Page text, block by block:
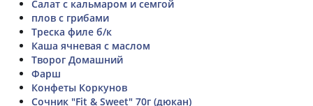
Салат с кальмаром и семгой
плов с грибами
Треска филе б/к
Каша ячневая с маслом
Творог Домашний
Фарш
Конфеты Коркунов
Сочник "Fit & Sweet" 70г (дюкан)